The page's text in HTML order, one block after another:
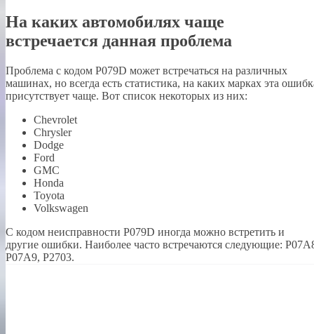
На каких автомобилях чаще
встречается данная проблема
Проблема с кодом P079D может встречаться на различных
машинах, но всегда есть статистика, на каких марках эта
присутствует чаще. Вот список некоторых из них:
Chevrolet
Chrysler
Dodge
Ford
GMC
Honda
Toyota
Volkswagen
С кодом неисправности Р079D иногда можно встретить и
другие ошибки. Наиболее часто встречаются следующие:
P07A9, P2703.